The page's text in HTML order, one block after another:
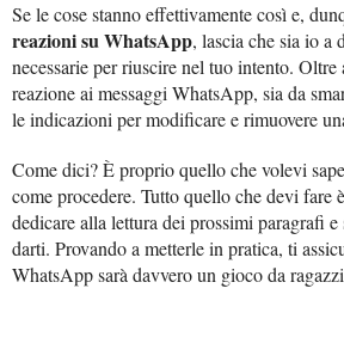
Se le cose stanno effettivamente così e,
reazioni su WhatsApp, lascia che sia io a
necessarie per riuscire nel tuo intento.
reazione ai messaggi WhatsApp, sia da
le indicazioni per modificare e rimuovere
Come dici? È proprio quello che volevi
come procedere. Tutto quello che devi
dedicare alla lettura dei prossimi paragrafi
darti. Provando a metterle in pratica, ti
WhatsApp sarà davvero un gioco da